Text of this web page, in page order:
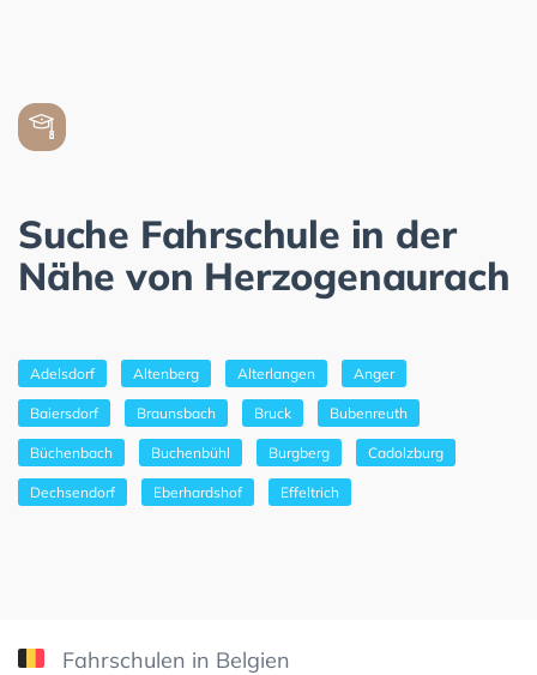
Suche Fahrschule in der
Nähe von Herzogenaurach
Adelsdorf Altenberg Alterlangen Anger
Baiersdorf Braunsbach Bruck Bubenreuth
Büchenbach Buchenbühl Burgberg Cadolzburg
Dechsendorf Eberhardshof Effeltrich
Fahrschulen in Belgien